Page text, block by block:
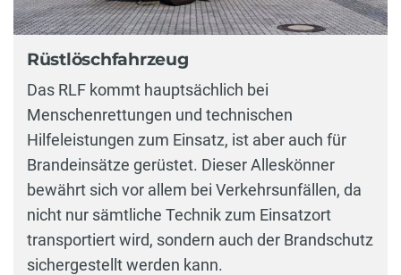
Rüstlöschfahrzeug
Das RLF kommt hauptsächlich bei
Menschenrettungen und technischen
Hilfeleistungen zum Einsatz, ist aber auch für
Brandeinsätze gerüstet. Dieser Alleskönner
bewährt sich vor allem bei Verkehrsunfällen, da
nicht nur sämtliche Technik zum Einsatzort
transportiert wird, sondern auch der Brandschutz
sichergestellt werden kann.